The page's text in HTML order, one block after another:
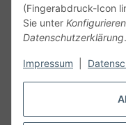
(Fingerabdruck-Icon
Sie unter Konfigurieren
Datenschutzerklärung.
Impressum
Alle technischen
Angaben vorbehalten.
unseren
Vertrag widerrufen